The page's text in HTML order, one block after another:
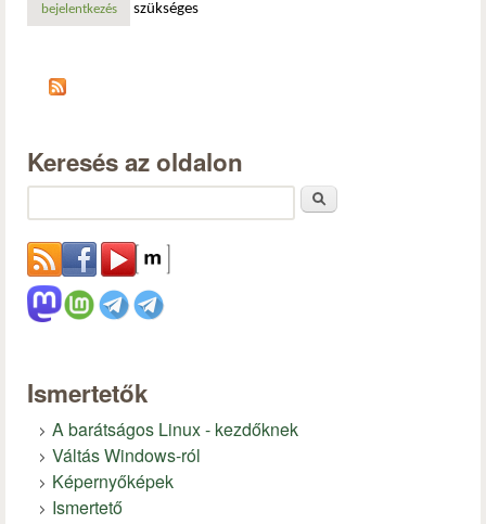
bejelentkezés szükséges
Keresés az oldalon
Ismertetők
A barátságos Linux - kezdőknek
Váltás Windows-ról
Képernyőképek
Ismertető